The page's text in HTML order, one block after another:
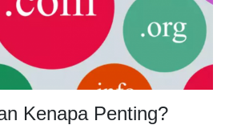
Kenapa Penting?